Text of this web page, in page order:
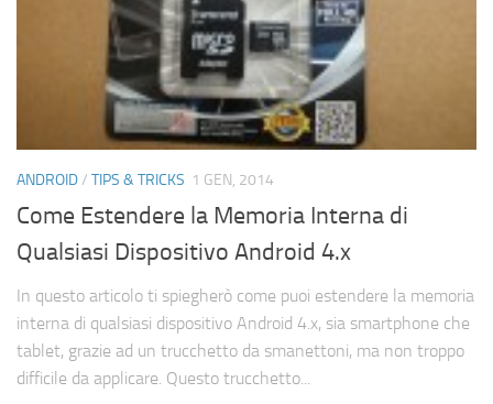
ANDROID/ TIPS & TRICKS 1 GEN, 2014
Come Estendere la Memoria Interna di
Qualsiasi Dispositivo Android 4.x
In questo articolo ti spiegherò come puoi estendere la memoria
interna di qualsiasi dispositivo Android 4.x, sia smartphone che
tablet, grazie ad un trucchetto da smanettoni, ma non troppo
difficile da applicare. Questo trucchetto...